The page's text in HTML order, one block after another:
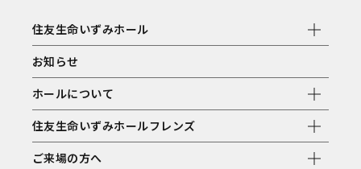
住友生命いずみホール
お知らせ
ホールについて
住友生命いずみホールフレンズ
ご来場の方へ